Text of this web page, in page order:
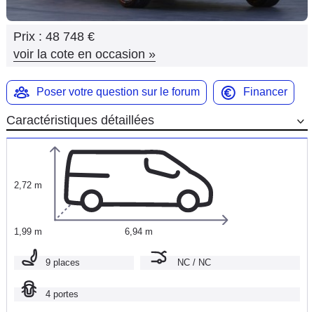
Moto
Marques
Prix : 48 748 €
voir la cote en occasion »
Poser votre question sur le forum Financer
Caractéristiques détaillées
2,72 m
1,99 m 6,94 m
9 places NC / NC
4 portes